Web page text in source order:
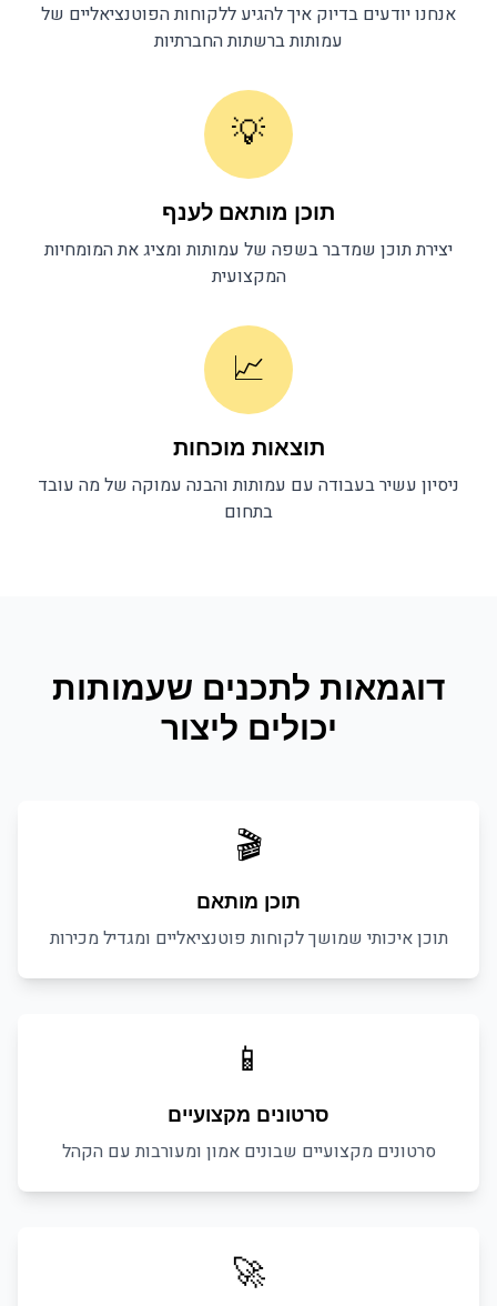
אנחנו יודעים בדיוק איך להגיע ללקוחות הפוטנציאליים של
עמותותברשתות החברתיות
💡
תוכן מותאם לענף
יצירת תוכן שמדבר בשפה של עמותותומציג את המומחיות
המקצועית
📈
תוצאות מוכחות
ניסיון עשיר בעבודה עם עמותותוהבנה עמוקה של מה עובד
בתחום
דוגמאות לתכנים שעמותות
יכולים ליצור
🎬
תוכן מותאם
תוכן איכותי שמושך לקוחות פוטנציאליים ומגדיל מכירות
📱
סרטונים מקצועיים
סרטונים מקצועיים שבונים אמון ומעורבות עם הקהל
🚀